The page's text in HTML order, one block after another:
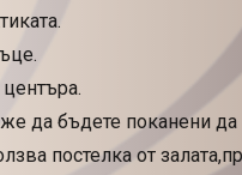
да бъдете поканени да
постелка от